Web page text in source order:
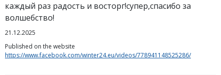
каждый раз радость и восторг!супер,спасибо за
волшебство!
21.12.2025
Published on the website
https://www.facebook.com/winter24.eu/videos/778941148525286/